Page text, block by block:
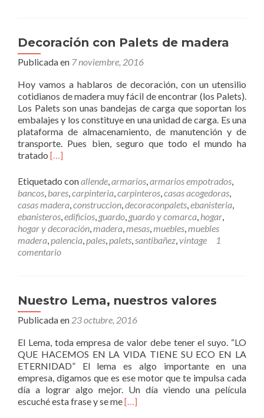
p
r
a
.
e
m
e
r
a
m
e
a
n
o
t
a
b
n
a
s
a
l
u
Decoración con Palets de madera
Publicada en 7 noviembre, 2016
Hoy vamos a hablaros de decoración, con un utensilio
cotidianos de madera muy fácil de encontrar (los Palets).
Los Palets son unas bandejas de carga que soportan los
embalajes y los constituye en una unidad de carga. Es una
plataforma de almacenamiento, de manutención y de
transporte. Pues bien, seguro que todo el mundo ha
tratado L
e
r
m
á
s
D
e
a
c
i
n
c
o
n
P
a
[…]
Etiquetado conallende,armarios,armarios empotrados,
bancos, bares,carpinteria,carpinteros,casas acogedoras,
casas madera,construccion,decoraconpalets,ebanisteria,
ebanisteros,edificios, guardo, guardo y comarca, hogar,
hogar y decoración,madera,mesas,muebles,muebles
madera,palencia,pales,palets,santibañez,vintage
1
comentario
Nuestro Lema, nuestros valores
Publicada en 23 octubre, 2016
El Lema, toda empresa de valor debe tener el suyo. “LO
QUE HACEMOS EN LA VIDA TIENE SU ECO EN LA
ETERNIDAD” El lema es algo importante en una
empresa, digamos que es ese motor que te impulsa cada
día a lograr algo mejor. Un día viendo una película
escuché esta frase y se meL[…]